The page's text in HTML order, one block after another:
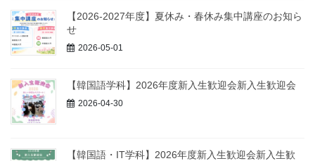
【2026-2027年度】夏休み・春休み集中講座のお知ら
せ
2026-05-01
【韓国語学科】2026年度新入生歓迎会新入生歓迎会
2026-04-30
【韓国語・IT学科】2026年度新入生歓迎会新入生歓